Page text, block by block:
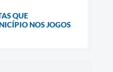
QUE
NOS JOGOS